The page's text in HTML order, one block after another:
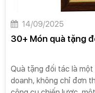
14/09/2025
30+ Món quà tặng
Quà tặng đối tác là
doanh, không chỉ đơn